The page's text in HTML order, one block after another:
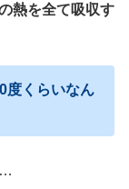
熱を全て吸収す
度くらいなん
…